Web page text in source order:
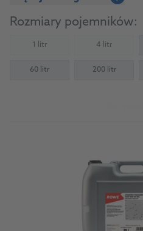
Rozmiary pojemników:
1 litr(Not available) 4 litr
(Not
60 litr 200 litr